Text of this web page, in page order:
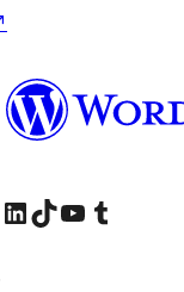
paskyroje
Instagram account
Visit our LinkedIn account
Apsilankykite mūsų TikTok paskyroje
Visit our YouTube channel
Apsilankykite mūsų Tumblr